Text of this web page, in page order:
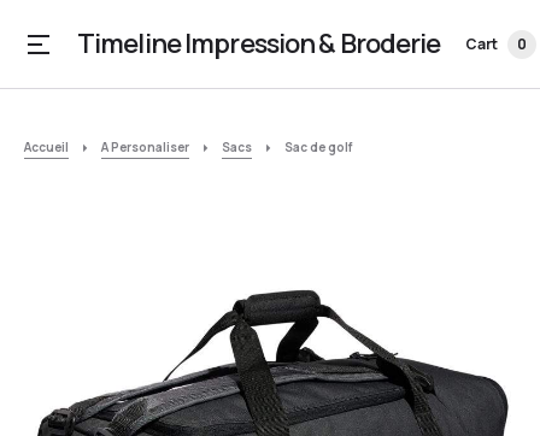
Timeline Impression & Broderie Cart 0
Accueil A Personaliser Sacs Sac de golf